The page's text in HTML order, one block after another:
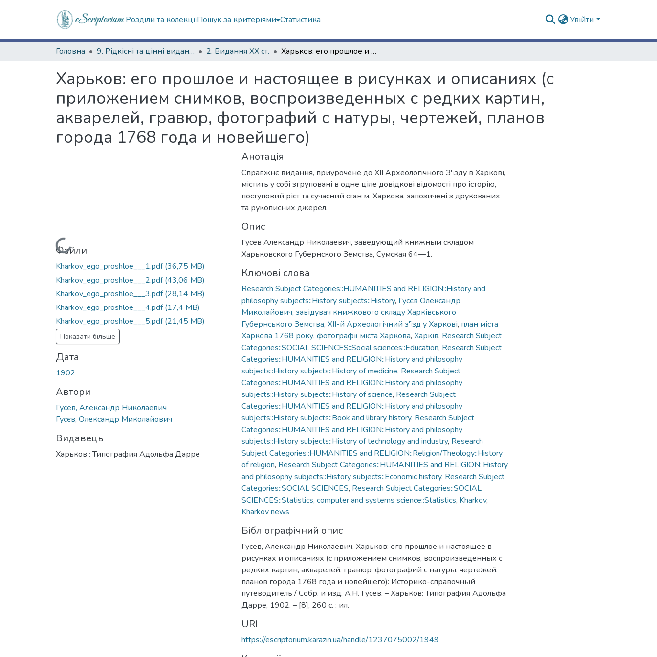
Розділи та колекціїПошук за критеріями Статистика Увійти
Головна 9. Рідкісні та цінні видання 2. Видання ХХ ст. Харьков: его прошлое и настоящее в рисунках и описаниях (с приложением снимков, воспроизведенных с редких картин, акварелей, гравюр, фотографий с натуры, чертежей, планов города 1768 года и новейшего)
Харьков: его прошлое и настоящее в рисунках и описаниях (с
приложением снимков, воспроизведенных с редких картин,
акварелей, гравюр, фотографий с натуры, чертежей, планов
города 1768 года и новейшего)
Вантажиться...
Файли
Kharkov_ego_proshloe___1.pdf(36,75 MB)
Kharkov_ego_proshloe___2.pdf(43,06 MB)
Kharkov_ego_proshloe___3.pdf(28,14 MB)
Kharkov_ego_proshloe___4.pdf(17,4 MB)
Kharkov_ego_proshloe___5.pdf(21,45 MB)
Показати більше
Дата
1902
Автори
Гусев, Александр Николаевич
Гусєв, Олександр Миколайович
Видавець
Харьков : Типография Адольфа Дарре
Анотація
Справжнє видання, приурочене до ХІІ Археологічного З'їзду в Харкові,
містить у собі згруповані в одне ціле довідкові відомості про історію,
поступовий ріст та сучасний стан м. Харкова, запозичені з друкованих
та рукописних джерел.
Опис
Гусев Александр Николаевич, заведующий книжным складом
Харьковского Губернского Земства, Сумская 64—1.
Ключові слова
Research Subject Categories::HUMANITIES and RELIGION::History and
philosophy subjects::History subjects::History, Гусєв Олександр
Миколайович, завідувач книжкового складу Харківського
Губернського Земства, XII-й Археологічний з'їзд у Харкові, план міста
Харкова 1768 року, фотографії міста Харкова, Харків, Research Subject
Categories::SOCIAL SCIENCES::Social sciences::Education, Research Subject
Categories::HUMANITIES and RELIGION::History and philosophy
subjects::History subjects::History of medicine, Research Subject
Categories::HUMANITIES and RELIGION::History and philosophy
subjects::History subjects::History of science, Research Subject
Categories::HUMANITIES and RELIGION::History and philosophy
subjects::History subjects::Book and library history, Research Subject
Categories::HUMANITIES and RELIGION::History and philosophy
subjects::History subjects::History of technology and industry, Research
Subject Categories::HUMANITIES and RELIGION::Religion/Theology::History
of religion, Research Subject Categories::HUMANITIES and RELIGION::History
and philosophy subjects::History subjects::Economic history, Research Subject
Categories::SOCIAL SCIENCES, Research Subject Categories::SOCIAL
SCIENCES::Statistics, computer and systems science::Statistics, Kharkov,
Kharkov news
Бібліографічний опис
Гусев, Александр Николаевич. Харьков: его прошлое и настоящее в
рисунках и описаниях (с приложением снимков, воспроизведенных с
редких картин, акварелей, гравюр, фотографий с натуры, чертежей,
планов города 1768 года и новейшего): Историко-справочный
путеводитель / Собр. и изд. А.Н. Гусев. – Харьков: Типография Адольфа
Дарре, 1902. – [8], 260 с. : ил.
URI
https://escriptorium.karazin.ua/handle/1237075002/1949